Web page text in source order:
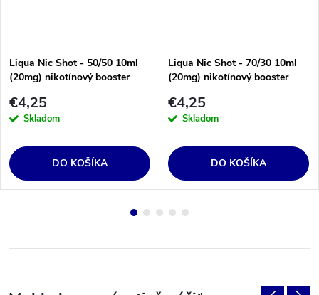
Liqua Nic Shot - 50/50 10ml
(20mg) nikotínový booster
€4,25
Skladom
DO KOŠÍKA
Liqua Nic Shot - 70/30 10ml
(20mg) nikotínový booster
€4,25
Skladom
DO KOŠÍKA